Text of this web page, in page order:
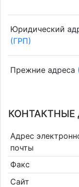
Юридический
(ГРП)
Прежние адреса
Адрес
почты
Факс
Сайт